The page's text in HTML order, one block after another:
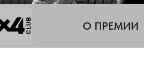
О ПРЕМИИ